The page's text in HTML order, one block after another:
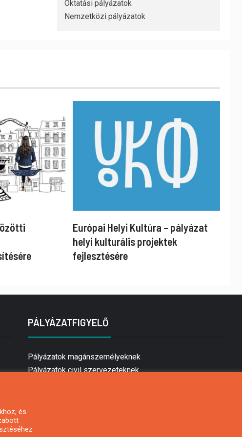
Oktatási pályázatok
Nemzetközi pályázatok
Európai Helyi Kultúra – pályázat
helyi kulturális projektek
fejlesztésére
PÁLYÁZATFIGYELŐ
Pályázatok magánszemélyeknek
Pályázatok civil szervezeteknek
és